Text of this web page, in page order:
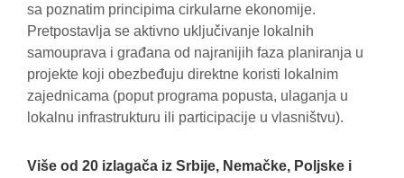
sa poznatim principima cirkularne ekonomije.
Pretpostavlja se aktivno uključivanje lokalnih
samouprava i građana od najranijih faza planiranja u
projekte koji obezbeđuju direktne koristi lokalnim
zajednicama (poput programa popusta, ulaganja u
lokalnu infrastrukturu ili participacije u vlasništvu).
Više od 20 izlagača iz Srbije, Nemačke, Poljske i